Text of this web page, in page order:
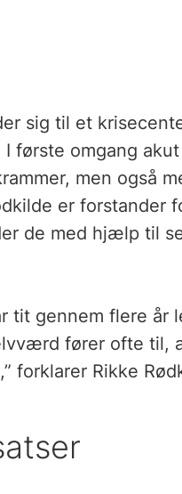
sig til et
første omgang
men også
er forstander
de med hjælp til
tit gennem flere
fører ofte til,
forklarer Rikke